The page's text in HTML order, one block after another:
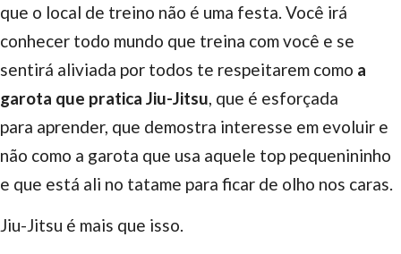
que o local de treino não é uma festa. Você irá
conhecer todo mundo que treina com você e se
sentirá aliviada por todos te respeitarem como a
garota que pratica Jiu-Jitsu , que é esforçada
para aprender, que demostra interesse em evoluir e
não como a garota que usa aquele top pequenininho
e que está ali no tatame para ficar de olho nos caras.
Jiu-Jitsu é mais que isso.